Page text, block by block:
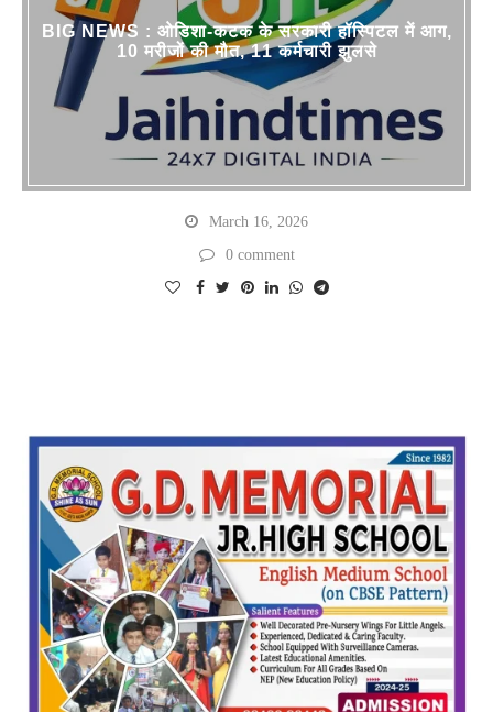
BIG NEWS : ओडिशा-कटक के सरकारी हॉस्पिटल में आग,
10 मरीजों की मौत, 11 कर्मचारी झुलसे
March 16, 2026
0 comment